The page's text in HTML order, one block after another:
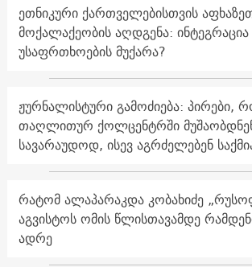
ეთნიკური ქართველებისთვის
მოქალაქეობის აღდგენა:
უსაფრთხოების მუქარა?
ჟურნალისტური გამოძიება: პირები,
თაღლითურ ქოლცენტრში
სავარაუდოდ, ისევ აგრძელებენ
რატომ ალაპარაკდა კობახიძე
აგვისტოს ომის წლისთავამდე
ადრე